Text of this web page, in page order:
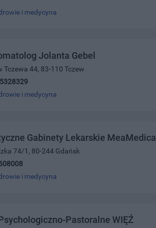
i medycyna
Jolanta Gebel
Tczewa 44, 83-110 Tczew
i medycyna
Gabinety Lekarskie MeaMedica
74/1, 80-244 Gdańsk
i medycyna
Pastoralne WIĘŹ